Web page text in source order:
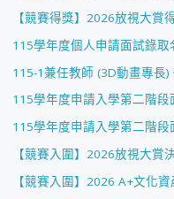
【競賽得獎】2026放視大賞
115學年度個人申請面試錄
115-1兼任教師 (3D動畫專長)
115學年度申請入學第二階
115學年度申請入學第二階
【競賽入圍】2026放視大賞
【競賽入圍】2026 A+文化